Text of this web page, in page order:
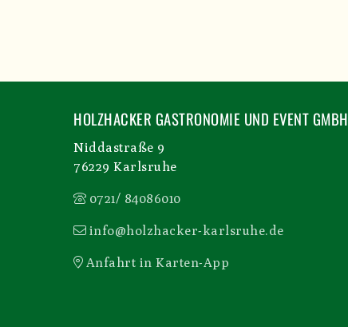
HOLZHACKER GASTRONOMIE UND EVENT GMBH
Niddastraße 9
76229 Karlsruhe
0721/ 84086010
info@holzhacker-karlsruhe.de
Anfahrt in Karten-App